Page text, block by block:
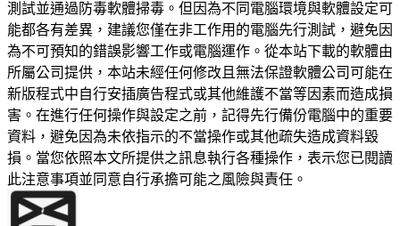
測試並通過防毒軟體掃毒。但因為不同電腦環境與軟體設定可
能都各有差異，建議您僅在非工作用的電腦先行測試，避免因
為不可預知的錯誤影響工作或電腦運作。從本站下載的軟體由
所屬公司提供，本站未經任何修改且無法保證軟體公司可能在
新版程式中自行安插廣告程式或其他維護不當等因素而造成損
害。在進行任何操作與設定之前，記得先行備份電腦中的重要
資料，避免因為未依指示的不當操作或其他疏失造成資料毀
損。當您依照本文所提供之訊息執行各種操作，表示您已閱讀
此注意事項並同意自行承擔可能之風險與責任。